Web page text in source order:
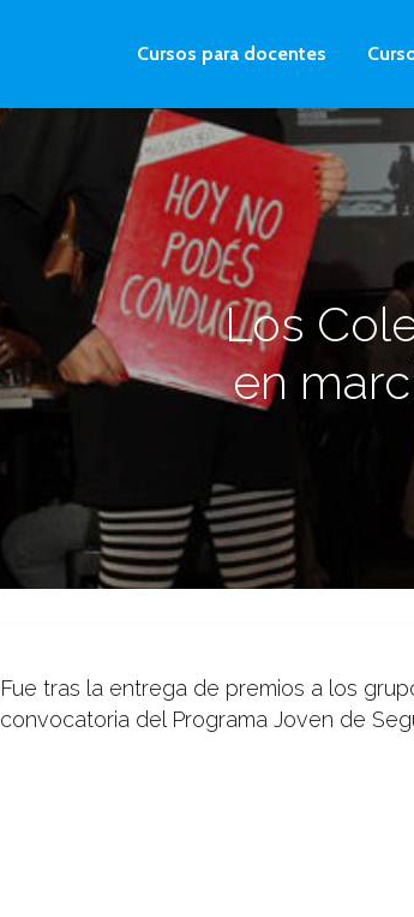
Cursos para docentes
Los
en
Fue tras la entrega de premios a los
convocatoria del Programa Joven de